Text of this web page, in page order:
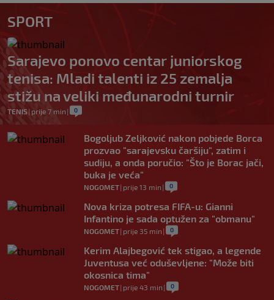
SPORT
Sarajevo ponovo centar juniorskog
tenisa: Mladi talenti iz 25 zemalja
stižu na veliki međunarodni turnir
TENIS| prije 7 min | 0
Bogoljub Zeljković nakon pobjede Borca
prozvao "sarajevsku čaršiju", zatim i
sudiju, a onda poručio: "Što je Borac jači,
buka je veća"
NOGOMET| prije 13 min | 0
Nova kriza potresa FIFA-u: Gianni
Infantino je sada optužen za "obmanu"
NOGOMET| prije 35 min | 0
Kerim Alajbegović tek stigao, a legende
Juventusa već oduševljene: "Može biti
okosnica tima"
NOGOMET| prije 43 min | 0